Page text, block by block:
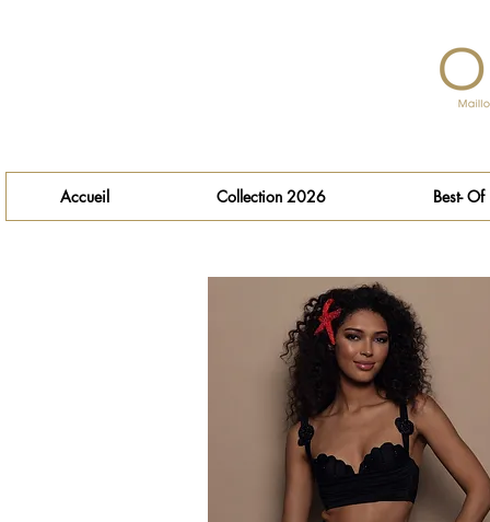
Accueil Collection 2026 Best- Of